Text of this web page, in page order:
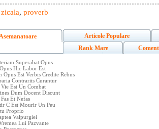
zicala, proverb
Articole Populare
Rank Mare
Superabat Opus
Hic Labor Est
Opus Est Verbis Credite Rebus
Contrariis Curantur
Est Un Combat
Dum Docent Discunt
Et Nefas
C Est Mourir Un Peu
Proprio
Valpurgiei
Lui Pazvante